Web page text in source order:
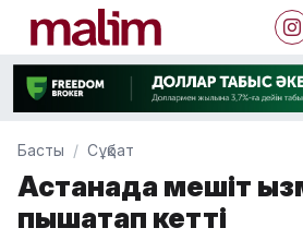
Басты Сұқбат
Астанада мешіт
пышақтап кетті